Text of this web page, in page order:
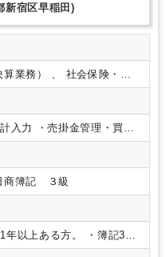
新宿区早稲田)
入力
・売掛金管理・買掛
金繰り・ネットバンキン
会保険関係
取りが中心
【アート工房
のため、自分のペースで
いあり！）・毎月月次決
商簿記 ３級
年以上ある方。
・簿記3級
条件】・1人で経理総務の